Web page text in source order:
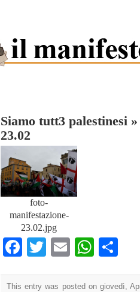
Siamo tutt3 palestinesi
23.02
foto-
manifestazione-
23.02.jpg
Facebook
TwitterEmail
This entry was posted on giovedì,